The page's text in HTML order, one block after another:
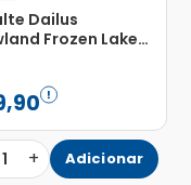
Dailus
Frozen Lake
,90
1 + Adicionar